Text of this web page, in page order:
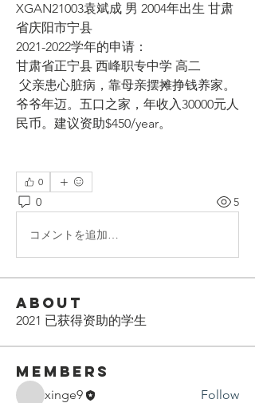
XGAN21003袁斌成 男 2004年出生 甘肃
省庆阳市宁县
2021-2022学年的申请：
甘肃省正宁县 西峰职专中学 高二
爷爷年迈。五口之家，年收入30000元人
民币。建议资助$450/year。
0
0 5
コメントを追加…
About
2021 已获得资助的学生
Members
xinge9 Follow